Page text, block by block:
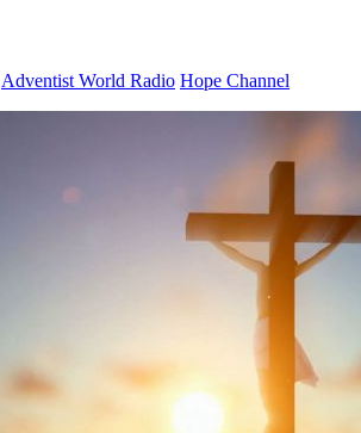
Adventist World Radio Hope Channel